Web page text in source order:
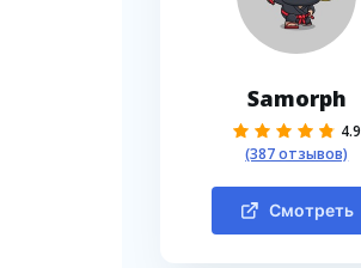
Samorph
4.9
(387 отзывов)
Смотреть